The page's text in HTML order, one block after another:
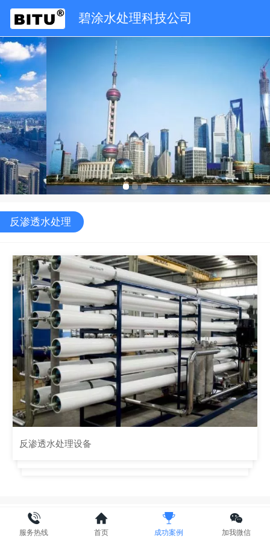
碧涂水处理科技公司
反渗透水处理
反渗透水处理设备
常规型PP棉滤芯
RO膜元件
各类进口国产膜
反渗透加药装置
循环水处理
服务热线 首页 成功案例 加我微信